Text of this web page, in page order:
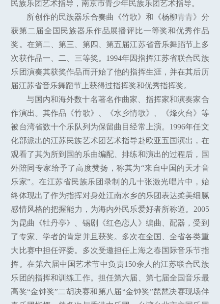
民族乐团艺术指导，南京市青少年民族乐团艺术指导。
所创作的民族器乐合奏曲《竹歌》和《杨柳青青》分
获第二届全国民族器乐作品展播评比一等奖和优秀作品
奖。在第二、第三、第四、第五届江苏省音乐舞蹈节上多
次获作品一、二、三等奖。1994年因指挥江苏省联合民族
乐团演奏其获奖作品而开始了他的指挥生涯，并在其后历
届江苏省音乐舞蹈节上获得过指挥奖和优秀指挥奖。
与国内和海外数十名著名作曲家、指挥家和演奏家合
作演出。其作品《竹歌》、《水乡情歌》、《烽火台》等
被台湾省数十个乐队列为保留曲目经常上演。1996年任文
化部派出的江苏民族艺术团艺术指导赴欧亚五国演出，在
观看了其为所到国的乐曲编配、排练和演出的过程后，国
外陪同专家给予了高度赞扬，称其为“来自中国的天才音
乐家”。在江苏省民族乐团录制的几十张激光唱片中，始
终体现出了作为指挥对身处江南水乡的乐团表达柔美细腻
感情风格的把握能力，为海内外民乐爱好者所称道。2005
为昆曲《牡丹亭》、锡剧《红色恋人》编曲、配器，受到
了专家、学者的肯定并且获奖。多次在全国、全省各类重
大比赛中担任评委。多次受邀担任上海之春国际音乐节指
挥。在第六届中国艺术节中负责150余人的江苏联合民族
乐团的指挥和训练工作。担任第六届、第七届全国音乐最
高奖“金钟奖”二胡决赛和第八届“金钟奖”琵琶决赛现场伴